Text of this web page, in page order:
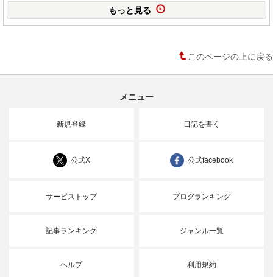
もっと見る
このページの上に戻る
メニュー
新規登録 日記を書く
公式X 公式facebook
サービストップ ブログランキング
記事ランキング ジャンル一覧
ヘルプ 利用規約